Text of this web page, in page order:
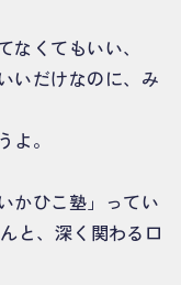
くてもいい、
いだけなのに、み
。
かひこ塾」ってい
と、深く関わる口